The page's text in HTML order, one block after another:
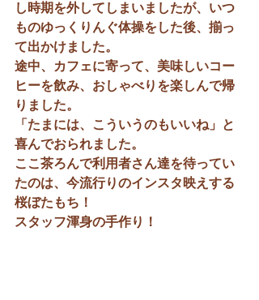
し時期を外してしまいましたが、いつ
ものゆっくりんぐ体操をした後、揃っ
て出かけました。
途中、カフェに寄って、美味しいコー
ヒーを飲み、おしゃべりを楽しんで帰
りました。
「たまには、こういうのもいいね」と
喜んでおられました。
ここ茶ろんで利用者さん達を待ってい
たのは、今流行りのインスタ映えする
桜ぼたもち！
スタッフ渾身の手作り！